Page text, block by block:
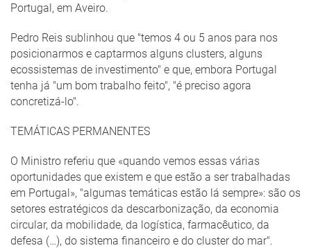
Portugal, em Aveiro.
Pedro Reis sublinhou que "temos 4 ou 5 anos para nos
posicionarmos e captarmos alguns clusters, alguns
ecossistemas de investimento" e que, embora Portugal
tenha já "um bom trabalho feito", "é preciso agora
concretizá-lo".
TEMÁTICAS PERMANENTES
O Ministro referiu que «quando vemos essas várias
oportunidades que existem e que estão a ser trabalhadas
em Portugal», "algumas temáticas estão lá sempre»: são os
setores estratégicos da descarbonização, da economia
circular, da mobilidade, da logística, farmacêutico, da
defesa (…), do sistema financeiro e do cluster do mar".